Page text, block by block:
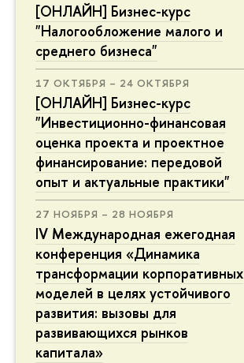
[ОНЛАЙН] Бизнес-курс
"Налогообложение малого и
среднего бизнеса"
17 ОКТЯБРЯ – 24 ОКТЯБРЯ
[ОНЛАЙН] Бизнес-курс
"Инвестиционно-финансовая
оценка проекта и проектное
финансирование: передовой
опыт и актуальные практики"
27 НОЯБРЯ – 28 НОЯБРЯ
IV Международная ежегодная
конференция «Динамика
трансформации корпоративных
моделей в целях устойчивого
развития: вызовы для
развивающихся рынков
капитала»